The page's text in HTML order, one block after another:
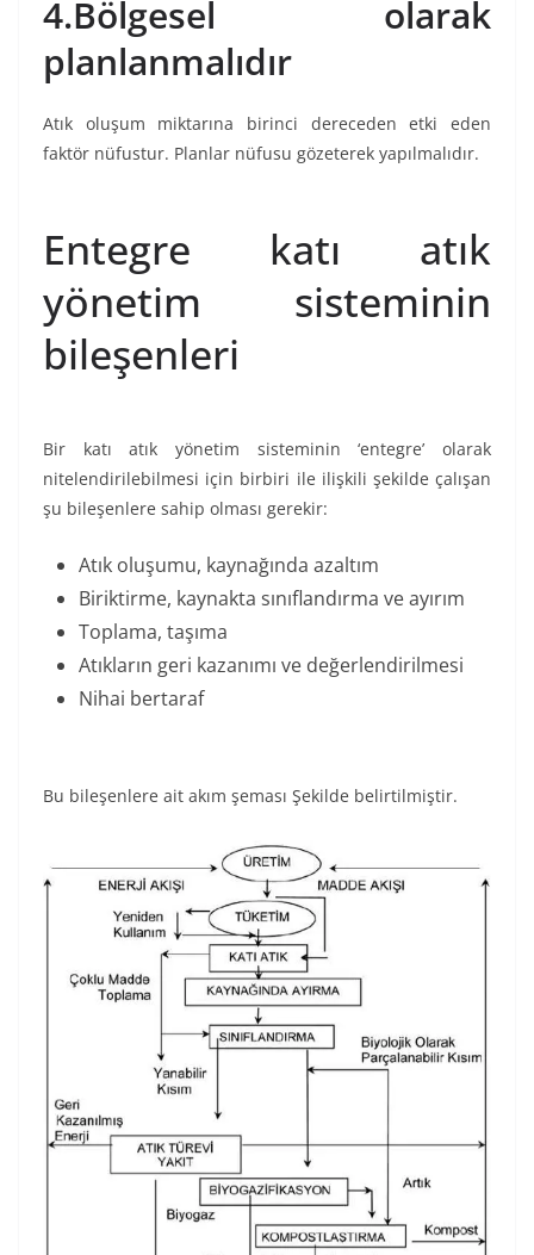
4.Bölgesel olarak
planlanmalıdır
Atık oluşum miktarına birinci dereceden etki eden
faktör nüfustur. Planlar nüfusu gözeterek yapılmalıdır.
Entegre katı atık
yönetim sisteminin
bileşenleri
Bir katı atık yönetim sisteminin ‘entegre’ olarak
nitelendirilebilmesi için birbiri ile ilişkili şekilde çalışan
şu bileşenlere sahip olması gerekir:
Atık oluşumu, kaynağında azaltım
Biriktirme, kaynakta sınıflandırma ve ayırım
Toplama, taşıma
Atıkların geri kazanımı ve değerlendirilmesi
Nihai bertaraf
Bu bileşenlere ait akım şeması Şekilde belirtilmiştir.